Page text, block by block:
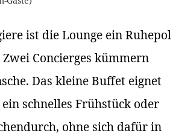
ist die Lounge ein Ruhepol
Concierges kümmern
Das kleine Buffet eignet
schnelles Frühstück oder
ohne sich dafür in